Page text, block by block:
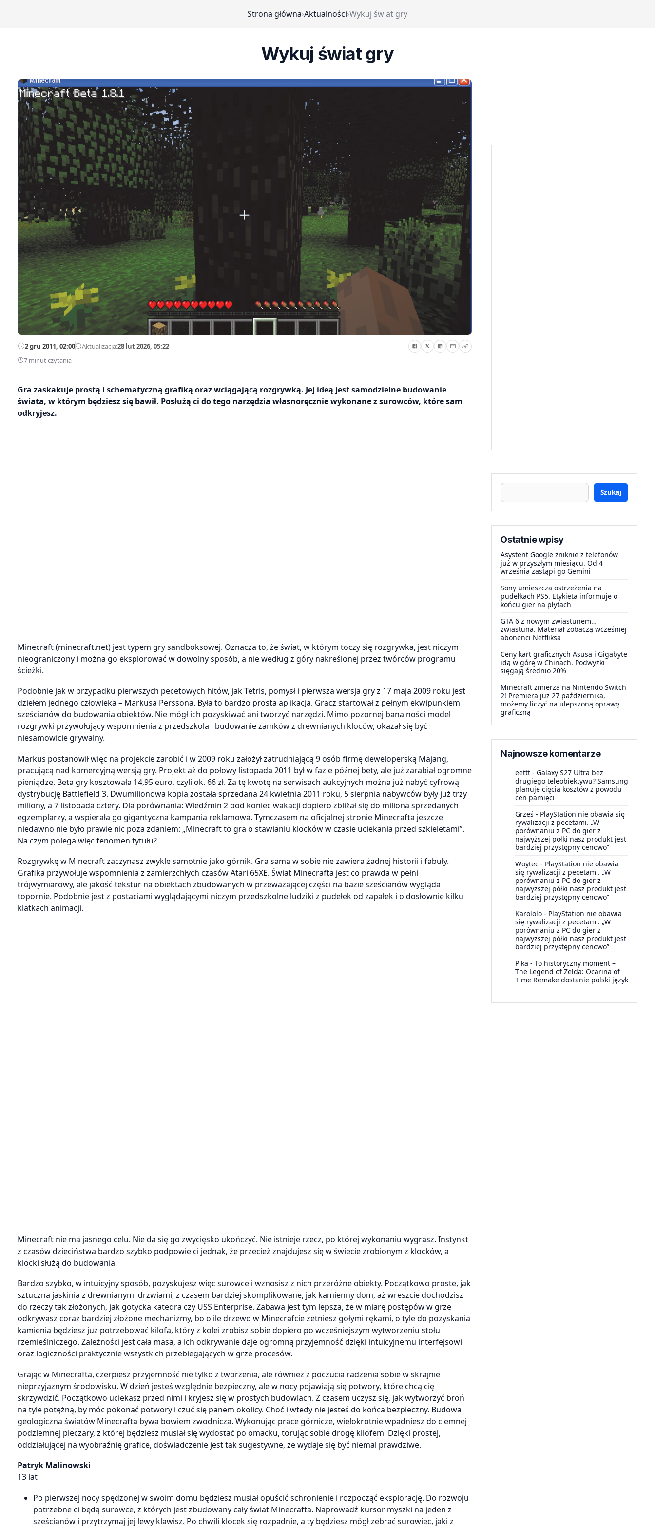
Strona główna›Aktualności›Wykuj świat gry
Wykuj świat gry
2 gru 2011, 02:00—Aktualizacja:28 lut 2026, 05:22
7 minut czytania
Gra zaskakuje prostą i schematyczną grafiką oraz wciągającą rozgrywką. Jej ideą jest samodzielne budowanie
świata, w którym będziesz się bawił. Posłużą ci do tego narzędzia własnoręcznie wykonane z surowców, które sam
odkryjesz.
Minecraft (minecraft.net) jest typem gry sandboksowej. Oznacza to, że świat, w którym toczy się rozgrywka, jest niczym
nieograniczony i można go eksplorować w dowolny sposób, a nie według z góry nakreślonej przez twórców programu
ścieżki.
Podobnie jak w przypadku pierwszych pecetowych hitów, jak Tetris, pomysł i pierwsza wersja gry z 17 maja 2009 roku jest
dziełem jednego człowieka – Markusa Perssona. Była to bardzo prosta aplikacja. Gracz startował z pełnym ekwipunkiem
sześcianów do budowania obiektów. Nie mógł ich pozyskiwać ani tworzyć narzędzi. Mimo pozornej banalności model
rozgrywki przywołujący wspomnienia z przedszkola i budowanie zamków z drewnianych kloców, okazał się być
niesamowicie grywalny.
Markus postanowił więc na projekcie zarobić i w 2009 roku założył zatrudniającą 9 osób firmę deweloperską Majang,
pracującą nad komercyjną wersją gry. Projekt aż do połowy listopada 2011 był w fazie późnej bety, ale już zarabiał ogromne
pieniądze. Beta gry kosztowała 14,95 euro, czyli ok. 66 zł. Za tę kwotę na serwisach aukcyjnych można już nabyć cyfrową
dystrybucję Battlefield 3. Dwumilionowa kopia została sprzedana 24 kwietnia 2011 roku, 5 sierpnia nabywców były już trzy
miliony, a 7 listopada cztery. Dla porównania: Wiedźmin 2 pod koniec wakacji dopiero zbliżał się do miliona sprzedanych
egzemplarzy, a wspierała go gigantyczna kampania reklamowa. Tymczasem na oficjalnej stronie Minecrafta jeszcze
niedawno nie było prawie nic poza zdaniem: „Minecraft to gra o stawianiu klocków w czasie uciekania przed szkieletami”.
Na czym polega więc fenomen tytułu?
Rozgrywkę w Minecraft zaczynasz zwykle samotnie jako górnik. Gra sama w sobie nie zawiera żadnej historii i fabuły.
Grafika przywołuje wspomnienia z zamierzchłych czasów Atari 65XE. Świat Minecrafta jest co prawda w pełni
trójwymiarowy, ale jakość tekstur na obiektach zbudowanych w przeważającej części na bazie sześcianów wygląda
topornie. Podobnie jest z postaciami wyglądającymi niczym przedszkolne ludziki z pudełek od zapałek i o dosłownie kilku
klatkach animacji.
Minecraft nie ma jasnego celu. Nie da się go zwycięsko ukończyć. Nie istnieje rzecz, po której wykonaniu wygrasz. Instynkt
z czasów dzieciństwa bardzo szybko podpowie ci jednak, że przecież znajdujesz się w świecie zrobionym z klocków, a
klocki służą do budowania.
Bardzo szybko, w intuicyjny sposób, pozyskujesz więc surowce i wznosisz z nich przeróżne obiekty. Początkowo proste, jak
sztuczna jaskinia z drewnianymi drzwiami, z czasem bardziej skomplikowane, jak kamienny dom, aż wreszcie dochodzisz
do rzeczy tak złożonych, jak gotycka katedra czy USS Enterprise. Zabawa jest tym lepsza, że w miarę postępów w grze
odkrywasz coraz bardziej złożone mechanizmy, bo o ile drzewo w Minecrafcie zetniesz gołymi rękami, o tyle do pozyskania
kamienia będziesz już potrzebować kilofa, który z kolei zrobisz sobie dopiero po wcześniejszym wytworzeniu stołu
rzemieślniczego. Zależności jest cała masa, a ich odkrywanie daje ogromną przyjemność dzięki intuicyjnemu interfejsowi
oraz logiczności praktycznie wszystkich przebiegających w grze procesów.
Grając w Minecrafta, czerpiesz przyjemność nie tylko z tworzenia, ale również z poczucia radzenia sobie w skrajnie
nieprzyjaznym środowisku. W dzień jesteś względnie bezpieczny, ale w nocy pojawiają się potwory, które chcą cię
skrzywdzić. Początkowo uciekasz przed nimi i kryjesz się w prostych budowlach. Z czasem uczysz się, jak wytworzyć broń
na tyle potężną, by móc pokonać potwory i czuć się panem okolicy. Choć i wtedy nie jesteś do końca bezpieczny. Budowa
geologiczna światów Minecrafta bywa bowiem zwodnicza. Wykonując prace górnicze, wielokrotnie wpadniesz do ciemnej
podziemnej pieczary, z której będziesz musiał się wydostać po omacku, torując sobie drogę kilofem. Dzięki prostej,
oddziałującej na wyobraźnię grafice, doświadczenie jest tak sugestywne, że wydaje się być niemal prawdziwe.
Patryk Malinowski
13 lat
Po pierwszej nocy spędzonej w swoim domu będziesz musiał opuścić schronienie i rozpocząć eksplorację. Do rozwoju
potrzebne ci będą surowce, z których jest zbudowany cały świat Minecrafta. Naprowadź kursor myszki na jeden z
sześcianów i przytrzymaj jej lewy klawisz. Po chwili klocek się rozpadnie, a ty będziesz mógł zebrać surowiec, jaki z
Szukaj
Ostatnie wpisy
Asystent Google zniknie z telefonów
już w przyszłym miesiącu. Od 4
września zastąpi go Gemini
Sony umieszcza ostrzeżenia na
pudełkach PS5. Etykieta informuje o
końcu gier na płytach
GTA 6 z nowym zwiastunem…
zwiastuna. Materiał zobaczą wcześniej
abonenci Netfliksa
Ceny kart graficznych Asusa i Gigabyte
idą w górę w Chinach. Podwyżki
sięgają średnio 20%
Minecraft zmierza na Nintendo Switch
2! Premiera już 27 października,
możemy liczyć na ulepszoną oprawę
graficzną
Najnowsze komentarze
eettt - Galaxy S27 Ultra bez
drugiego teleobiektywu? Samsung
planuje cięcia kosztów z powodu
cen pamięci
Grześ - PlayStation nie obawia się
rywalizacji z pecetami. „W
porównaniu z PC do gier z
najwyższej półki nasz produkt jest
bardziej przystępny cenowo”
Woytec - PlayStation nie obawia
się rywalizacji z pecetami. „W
porównaniu z PC do gier z
najwyższej półki nasz produkt jest
bardziej przystępny cenowo”
Karololo - PlayStation nie obawia
się rywalizacji z pecetami. „W
porównaniu z PC do gier z
najwyższej półki nasz produkt jest
bardziej przystępny cenowo”
Pika - To historyczny moment –
The Legend of Zelda: Ocarina of
Time Remake dostanie polski język